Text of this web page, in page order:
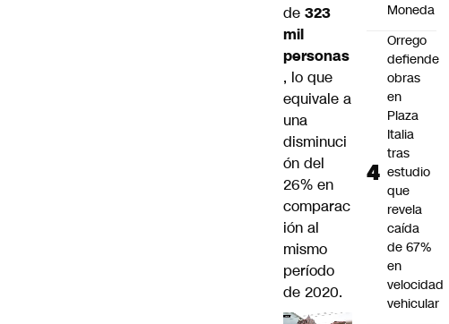
de 323
mil
personas
, lo que
equivale a
una
disminuci
ón del
26% en
comparac
ión al
mismo
período
de 2020.
Moneda
Orrego
defiende
obras
en
Plaza
Italia
tras
estudio
que
revela
caída
de 67%
en
velocidad
vehicular